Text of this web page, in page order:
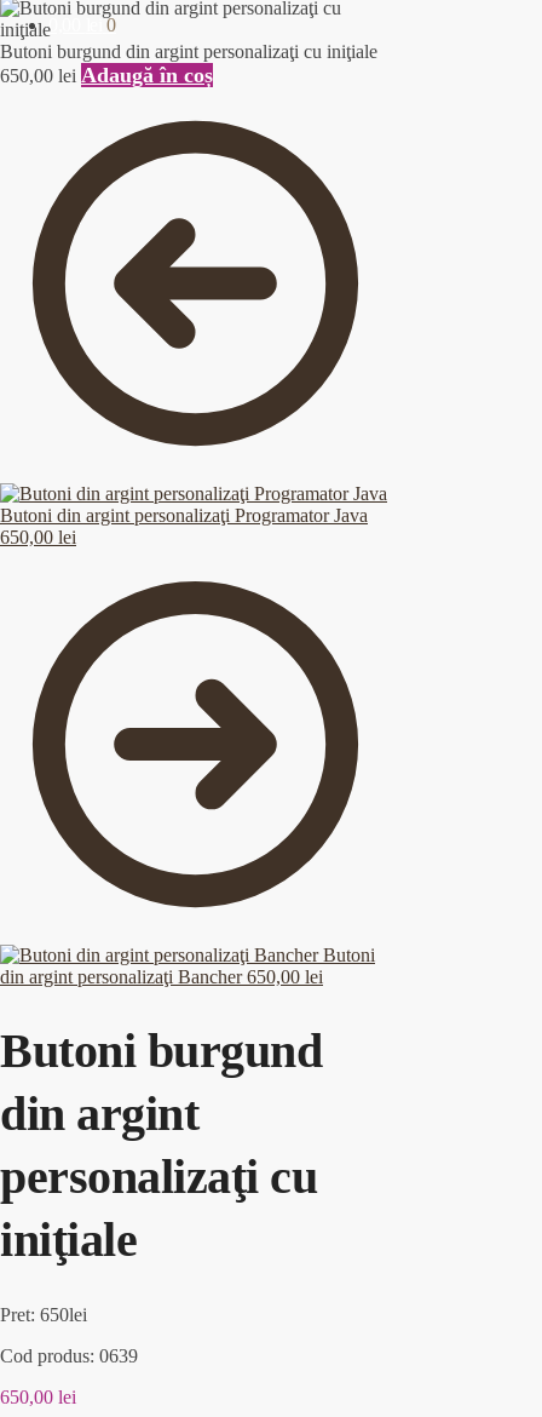
0,00 0
Butoni burgund din argint personalizaţi cu iniţiale
650,00 lei Adaugă în coș
Butoni din argint personalizaţi Programator Java
650,00 lei
Butoni
din argint personalizaţi Bancher 650,00 lei
Butoni burgund
din argint
personalizaţi cu
iniţiale
Pret: 650lei
Cod produs: 0639
650,00 lei